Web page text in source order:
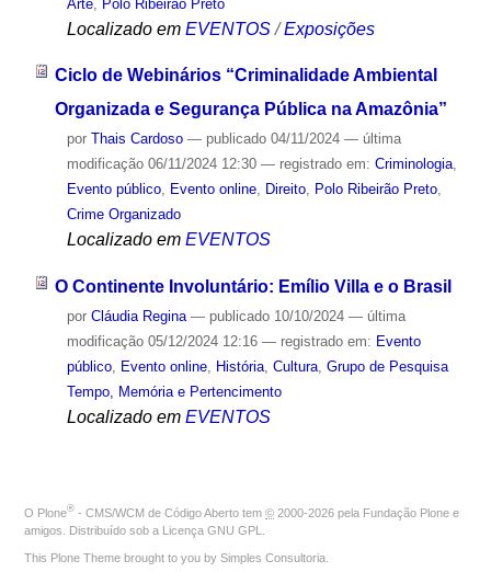
Arte, Polo Ribeirão Preto
Localizado em EVENTOS /Exposições
Ciclo de Webinários “Criminalidade Ambiental
Organizada e Segurança Pública na Amazônia”
por Thais Cardoso — publicado04/11/2024 — última
modificação06/11/2024 12:30 — registrado em: Criminologia,
Evento público, Evento online, Direito, Polo Ribeirão Preto,
Crime Organizado
Localizado em EVENTOS
O Continente Involuntário: Emílio Villa e o Brasil
por Cláudia Regina — publicado10/10/2024 — última
modificação05/12/2024 12:16 — registrado em: Evento
público, Evento online, História, Cultura, Grupo de Pesquisa
Tempo, Memória e Pertencimento
Localizado em EVENTOS
O Plone® - CMS/WCM de Código Aberto tem © 2000-2026 pela Fundação Plone e
amigos. Distribuído sob a Licença GNU GPL
This Plone Theme brought to you by Simples Consultoria